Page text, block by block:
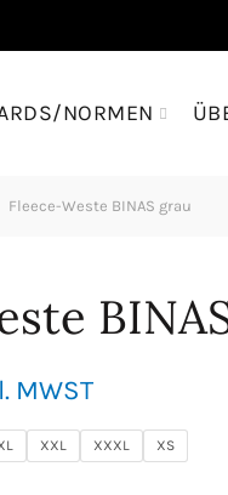
NORMEN
Fleece-Weste BINAS grau
MWST
XXL XXXL
XS